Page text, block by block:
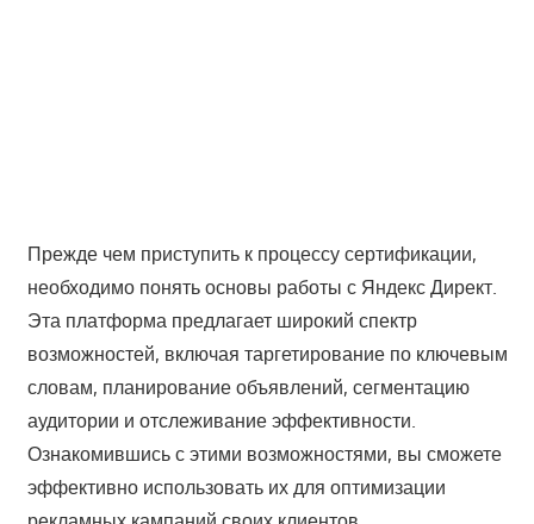
Прежде чем приступить к процессу сертификации,
необходимо понять основы работы с Яндекс Директ.
Эта платформа предлагает широкий спектр
возможностей, включая таргетирование по ключевым
словам, планирование объявлений, сегментацию
аудитории и отслеживание эффективности.
Ознакомившись с этими возможностями, вы сможете
эффективно использовать их для оптимизации